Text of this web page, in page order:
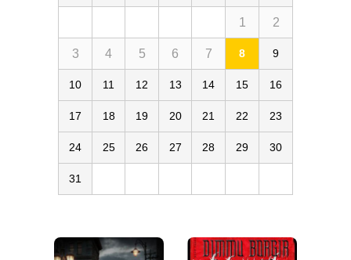
1 2
3 4 5 6 7 8 9
10 11 12 13 14 15 16
17 18 19 20 21 22 23
24 25 26 27 28 29 30
31